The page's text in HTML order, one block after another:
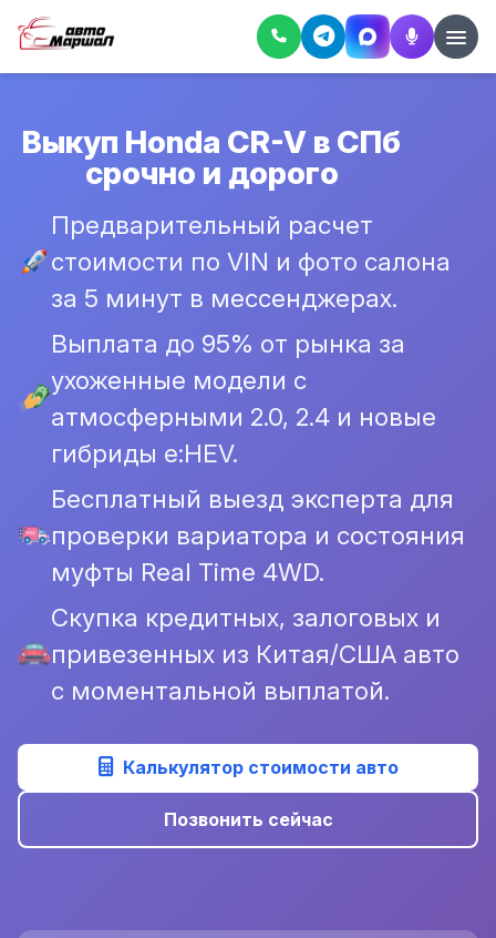
Выкуп Honda CR-V в СПб
срочно и дорого
Предварительный расчет
стоимости по VIN и фото салона
за 5 минут в мессенджерах.
Выплата до 95% от рынка за
ухоженные модели с
атмосферными 2.0, 2.4 и новые
гибриды e:HEV.
Бесплатный выезд эксперта для
проверки вариатора и состояния
муфты Real Time 4WD.
Скупка кредитных, залоговых и
привезенных из Китая/США авто
с моментальной выплатой.
Калькулятор стоимости авто
Позвонить сейчас